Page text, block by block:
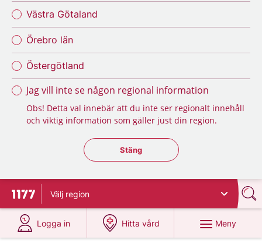
Västra Götaland
Örebro län
Östergötland
Jag vill inte se någon regional information
Obs! Detta val innebär att du inte ser regionalt innehåll
och viktig information som gäller just din region.
Stäng regionsväljaren
Stäng
Till startsidan för 1177
Välj region
Logga in
på 1177.se
Hitta vård
på 1177.se
Meny